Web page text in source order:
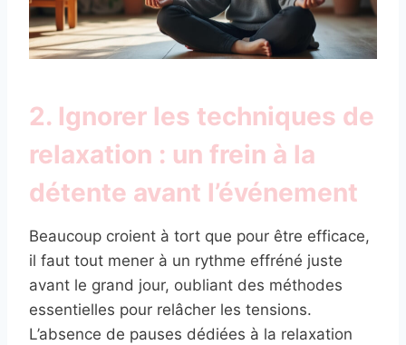
2. Ignorer les techniques de
relaxation : un frein à la
détente avant l’événement
Beaucoup croient à tort que pour être efficace,
il faut tout mener à un rythme effréné juste
avant le grand jour, oubliant des méthodes
essentielles pour relâcher les tensions.
L’absence de pauses dédiées à la relaxation